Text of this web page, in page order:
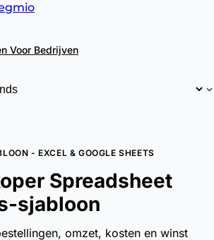
Voor Bedrijven
- EXCEL & GOOGLE SHEETS
Spreadsheet
sjabloon
omzet, kosten en winst